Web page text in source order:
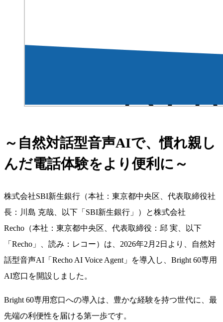
～自然対話型音声AIで、慣れ親し
んだ電話体験をより便利に～
株式会社SBI新生銀行（本社：東京都中央区、代表取締役社
長：川島 克哉、以下「SBI新生銀行」）と株式会社
Recho（本社：東京都中央区、代表取締役：邱 実、以下
「Recho」、読み：レコー）は、2026年2月2日より、自然対
話型音声AI「Recho AI Voice Agent」を導入し、Bright 60専用
AI窓口を開設しました。
Bright 60専用窓口への導入は、豊かな経験を持つ世代に、最
先端の利便性を届ける第一歩です。